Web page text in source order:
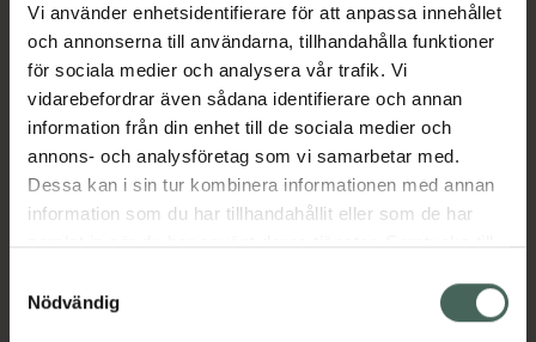
Vi använder enhetsidentifierare för att anpassa innehållet
och annonserna till användarna, tillhandahålla funktioner
för sociala medier och analysera vår trafik. Vi
vidarebefordrar även sådana identifierare och annan
information från din enhet till de sociala medier och
annons- och analysföretag som vi samarbetar med.
Dessa kan i sin tur kombinera informationen med annan
information som du har tillhandahållit eller som de har
samlat in när du har använt deras tjänster. Samtycke till
återkalla ditt samtycke via webbplatsens
cookieinställningar. Ett återkallat samtycke påverkar inte
Nödvändig
Aktuella erbjudanden
Beskrivning Dölj
EAN:04779050101673